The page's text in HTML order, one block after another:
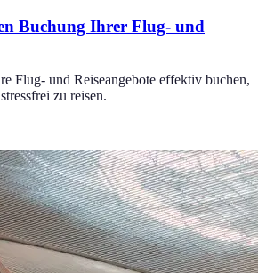
Buchung Ihrer Flug- und
Flug- und Reiseangebote effektiv buchen,
zu reisen.